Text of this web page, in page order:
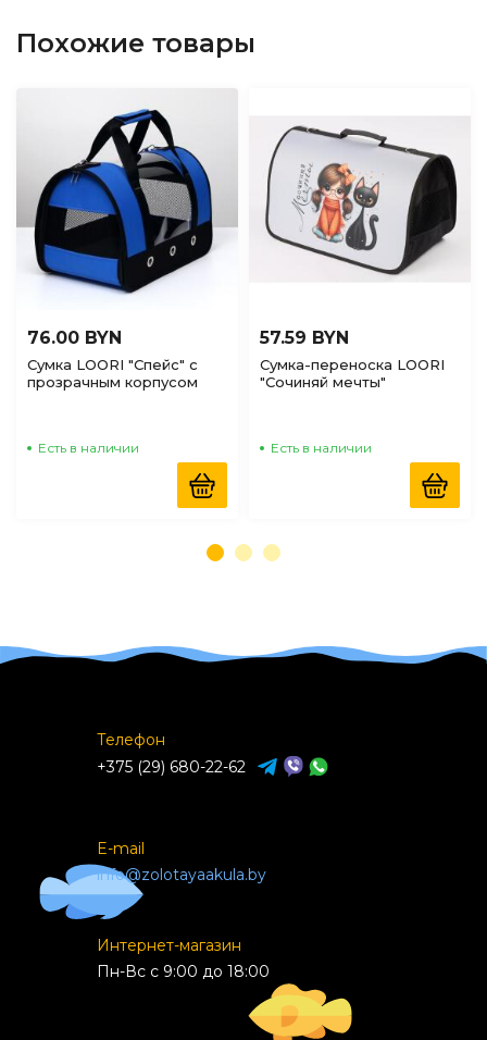
Похожие товары
76.00 BYN
Сумка LOORI "Спейс" с
прозрачным корпусом
Есть в наличии
57.59 BYN
Сумка-переноска LOORI
"Сочиняй мечты"
Есть в наличии
Телефон
+375 (29) 680-22-62
E-mail
info@zolotayaakula.by
Интернет-магазин
Пн-Вс с 9:00 до 18:00